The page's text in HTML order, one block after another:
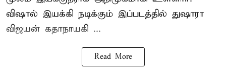
விஷால் இயக்கி நடிக்கும் இப்படத்தில் துஷாரா
விஜயன் கதாநாயகி ...
Read More